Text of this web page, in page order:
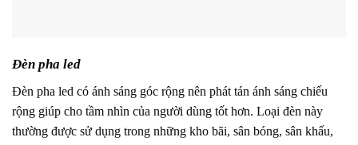
Đèn pha led
Đèn pha led có ánh sáng góc rộng nên phát tán ánh sáng chiếu
rộng giúp cho tầm nhìn của người dùng tốt hơn. Loại đèn này
thường được sử dụng trong những kho bãi, sân bóng, sân khấu,